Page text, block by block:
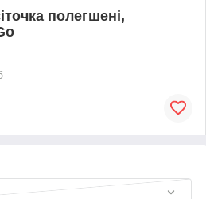
полегшені,